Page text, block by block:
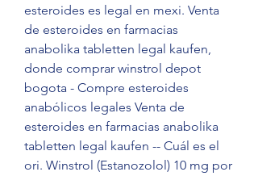
esteroides es legal en mexi. Venta
de esteroides en farmacias
anabolika tabletten legal kaufen,
donde comprar winstrol depot
bogota - Compre esteroides
anabólicos legales Venta de
esteroides en farmacias anabolika
tabletten legal kaufen -- Cuál es el
ori. Winstrol (Estanozolol) 10 mg por